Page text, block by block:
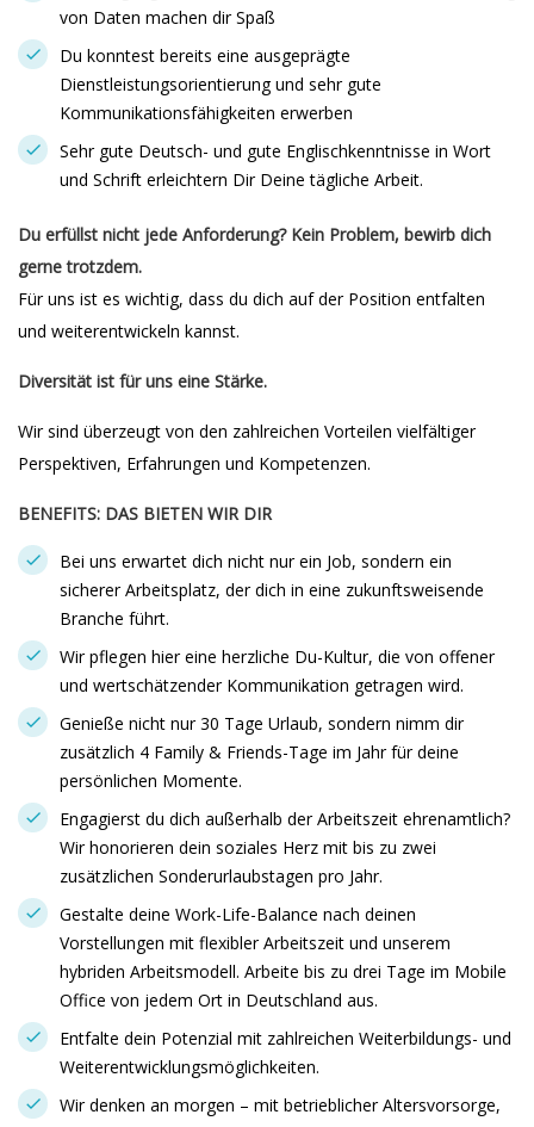
von Daten machen dir Spaß
Du konntest bereits eine ausgeprägte
Dienstleistungsorientierung und sehr gute
Kommunikationsfähigkeiten erwerben
Sehr gute Deutsch- und gute Englischkenntnisse in Wort
und Schrift erleichtern Dir Deine tägliche Arbeit.
Du erfüllst nicht jede Anforderung? Kein Problem, bewirb dich
gerne trotzdem.
Für uns ist es wichtig, dass du dich auf der Position entfalten
und weiterentwickeln kannst.
Diversität ist für uns eine Stärke.
Wir sind überzeugt von den zahlreichen Vorteilen vielfältiger
Perspektiven, Erfahrungen und Kompetenzen.
BENEFITS: DAS BIETEN WIR DIR
Bei uns erwartet dich nicht nur ein Job, sondern ein
sicherer Arbeitsplatz, der dich in eine zukunftsweisende
Branche führt.
Wir pflegen hier eine herzliche Du-Kultur, die von offener
und wertschätzender Kommunikation getragen wird.
Genieße nicht nur 30 Tage Urlaub, sondern nimm dir
zusätzlich 4 Family & Friends-Tage im Jahr für deine
persönlichen Momente.
Engagierst du dich außerhalb der Arbeitszeit ehrenamtlich?
Wir honorieren dein soziales Herz mit bis zu zwei
zusätzlichen Sonderurlaubstagen pro Jahr.
Gestalte deine Work-Life-Balance nach deinen
Vorstellungen mit flexibler Arbeitszeit und unserem
hybriden Arbeitsmodell. Arbeite bis zu drei Tage im Mobile
Office von jedem Ort in Deutschland aus.
Entfalte dein Potenzial mit zahlreichen Weiterbildungs- und
Weiterentwicklungsmöglichkeiten.
Wir denken an morgen – mit betrieblicher Altersvorsorge,